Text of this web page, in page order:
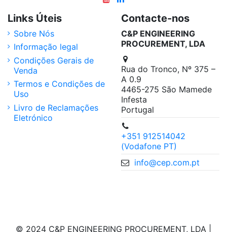
Links Úteis
Sobre Nós
Informação legal
Condições Gerais de
Venda
Termos e Condições de
Uso
Livro de Reclamações
Eletrónico
Contacte-nos
C&P ENGINEERING
PROCUREMENT, LDA
Rua do Tronco, Nº 375 –
A 0.9
4465-275 São Mamede
Infesta
Portugal
+351 912514042
(Vodafone PT)
info@cep.com.pt
© 2024 C&P ENGINEERING PROCUREMENT, LDA |